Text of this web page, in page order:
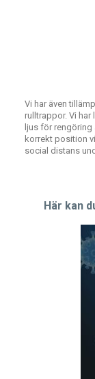
Vi har även
rulltrappor. Vi har
ljus för
korrekt position
social distans
Här kan